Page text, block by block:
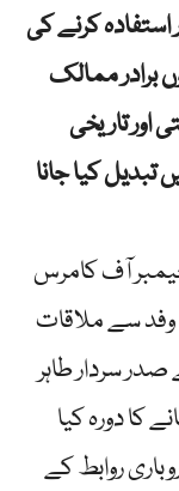
استفادہ کرنے کی
برادر ممالک
اور تاریخی
کیا جانا
چیمبر آف کامرس
سے ملاقات
سردار طاہر
کا دورہ کیا
روابط کے